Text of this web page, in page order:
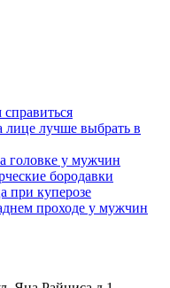
лице лучше выбрать в
головке у мужчин
бородавки
при куперозе
проходе у мужчин